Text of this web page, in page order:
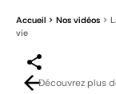
contenu
principal
menu
principal
recherche
Accueil Nos vidéos
vie
Découvrez plus